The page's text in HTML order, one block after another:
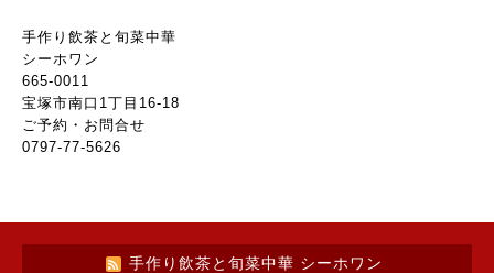
手作り飲茶と旬菜中華
シーホワン
665-0011
宝塚市南口1丁目16-18
ご予約・お問合せ
0797-77-5626
手作り飲茶と旬菜中華 シーホワン